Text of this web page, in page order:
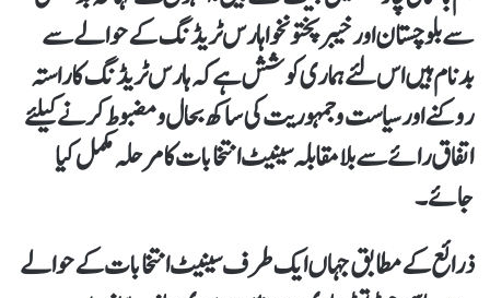
سے بلوچستان اور خیبرپختونخوا ہارس ٹریڈنگ کے حوالے سے
بدنام ہیں اس لئے ہماری کوشش ہے کہ ہارس ٹریڈنگ کا راستہ
روکنے اور سیاست و جمہوریت کی ساکھ بحال و مضبوط کرنے کیلئے
اتفاق رائے سے بلا مقابلہ سینیٹ انتخابات کا مرحلہ مکمل کیا
جائے ۔
ذرائع کے مطابق جہاں ایک طرف سینیٹ انتخابات کے حوالے